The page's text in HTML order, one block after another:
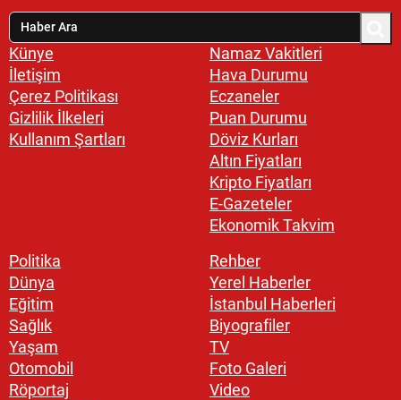
Künye
İletişim
Çerez Politikası
Gizlilik İlkeleri
Kullanım Şartları
Namaz Vakitleri
Hava Durumu
Eczaneler
Puan Durumu
Döviz Kurları
Altın Fiyatları
Kripto Fiyatları
E-Gazeteler
Ekonomik Takvim
Politika
Dünya
Eğitim
Sağlık
Yaşam
Otomobil
Röportaj
Rehber
Yerel Haberler
İstanbul Haberleri
Biyografiler
TV
Foto Galeri
Video